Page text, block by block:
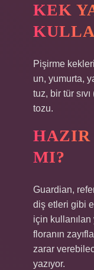
KEK
Pişirme
un, yumurta,
tuz, bir tür
tozu.
MI?
Guardian,
diş etleri gibi
için kullanılan
floranın
zarar
yazıyor.